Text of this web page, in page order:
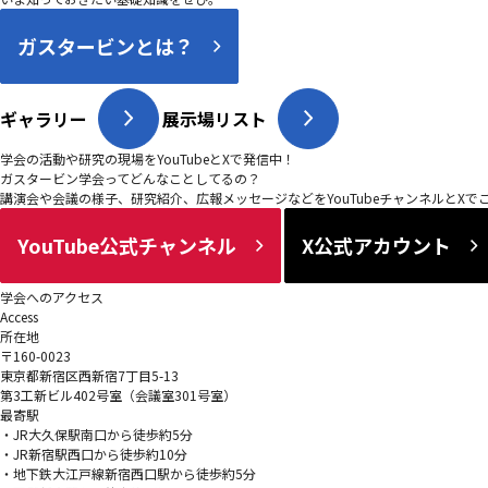
ガスタービンとは？
ギャラリー 展示場リスト
学会の活動や研究の現場をYouTubeとXで発信中！
ガスタービン学会ってどんなことしてるの？
講演会や会議の様子、研究紹介、広報メッセージなどをYouTubeチャンネルとXで
YouTube公式チャンネル X公式アカウント
学会へのアクセス
Access
所在地
〒160-0023
東京都新宿区西新宿7丁目5-13
第3工新ビル402号室（会議室301号室）
最寄駅
・JR大久保駅南口から徒歩約5分
・JR新宿駅西口から徒歩約10分
・地下鉄大江戸線新宿西口駅から徒歩約5分